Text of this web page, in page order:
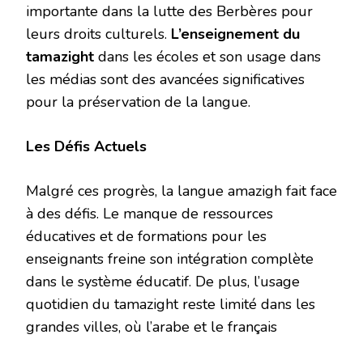
importante dans la lutte des Berbères pour
leurs droits culturels. L’enseignement du
tamazight dans les écoles et son usage dans
les médias sont des avancées significatives
pour la préservation de la langue.
Les Défis Actuels
Malgré ces progrès, la langue amazigh fait face
à des défis. Le manque de ressources
éducatives et de formations pour les
enseignants freine son intégration complète
dans le système éducatif. De plus, l’usage
quotidien du tamazight reste limité dans les
grandes villes, où l’arabe et le français